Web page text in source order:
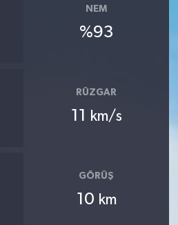
NEM
%93
RÜZGAR
11 km/s
GÖRÜŞ
10 km